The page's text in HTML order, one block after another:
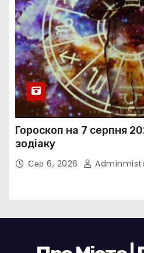
Гороскоп на 7 серпня
зодіаку
Сер 6, 2026